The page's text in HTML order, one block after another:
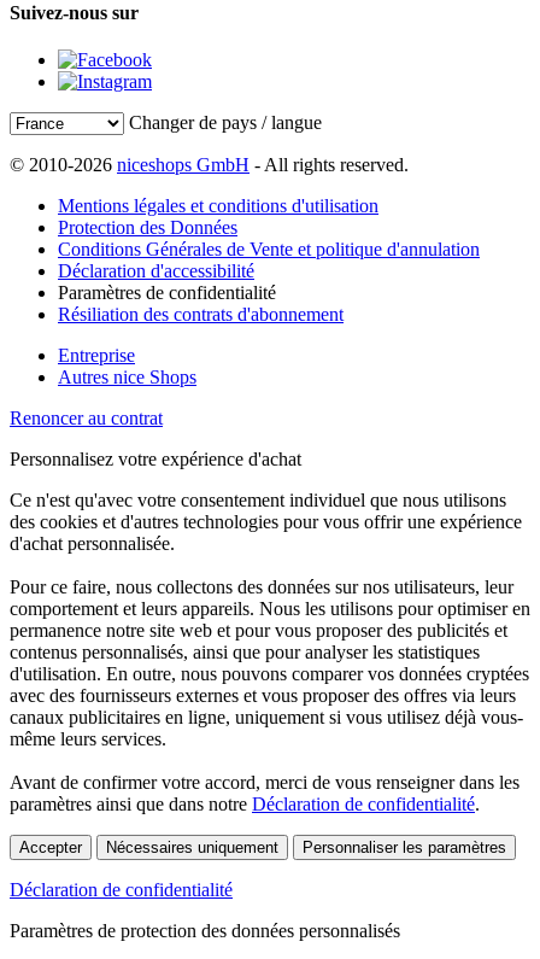
Suivez-nous sur
Changer de pays / langue
© 2010-2026 niceshops GmbH - All rights reserved.
Mentions légales et conditions d'utilisation
Protection des Données
Conditions Générales de Vente et politique d'annulation
Déclaration d'accessibilité
Paramètres de confidentialité
Résiliation des contrats d'abonnement
Entreprise
Autres nice Shops
Renoncer au contrat
Personnalisez votre expérience d'achat
Ce n'est qu'avec votre consentement individuel que nous utilisons
des cookies et d'autres technologies pour vous offrir une expérience
d'achat personnalisée.
Pour ce faire, nous collectons des données sur nos utilisateurs, leur
comportement et leurs appareils. Nous les utilisons pour optimiser en
permanence notre site web et pour vous proposer des publicités et
contenus personnalisés, ainsi que pour analyser les statistiques
d'utilisation. En outre, nous pouvons comparer vos données cryptées
avec des fournisseurs externes et vous proposer des offres via leurs
canaux publicitaires en ligne, uniquement si vous utilisez déjà vous-
même leurs services.
Avant de confirmer votre accord, merci de vous renseigner dans les
paramètres ainsi que dans notre Déclaration de confidentialité.
Accepter Nécessaires uniquement Personnaliser les paramètres
Déclaration de confidentialité
Paramètres de protection des données personnalisés